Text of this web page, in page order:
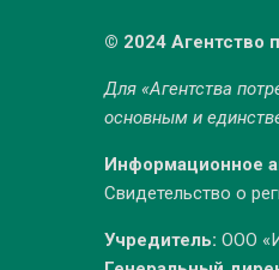
© 2024 Агентство
Для «Агентства
основным и
Информационное
Свидетельство о
Учредитель: ООО